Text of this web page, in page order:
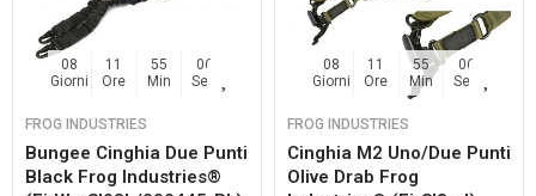
08
Giorni
11
Ore
55
Min
06
Sec
FROG INDUSTRIES
Bungee Cinghia Due Punti
Black Frog Industries®
08
Giorni
11
Ore
55
Min
06
Sec
FROG INDUSTRIES
Cinghia M2 Uno/due Punti
Olive Drab Frog